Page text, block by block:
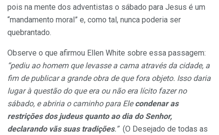
pois na mente dos adventistas o sábado para Jesus é um
“mandamento moral” e, como tal, nunca poderia ser
quebrantado.
Observe o que afirmou Ellen White sobre essa passagem:
“pediu ao homem que levasse a cama através da cidade, a
fim de publicar a grande obra de que fora objeto. Isso daria
lugar à questão do que era ou não era lícito fazer no
sábado, e abriria o caminho para Elecondenar as
restrições dos judeus quanto ao dia do Senhor,
declarando vãs suas tradições.”(O Desejado de todas as